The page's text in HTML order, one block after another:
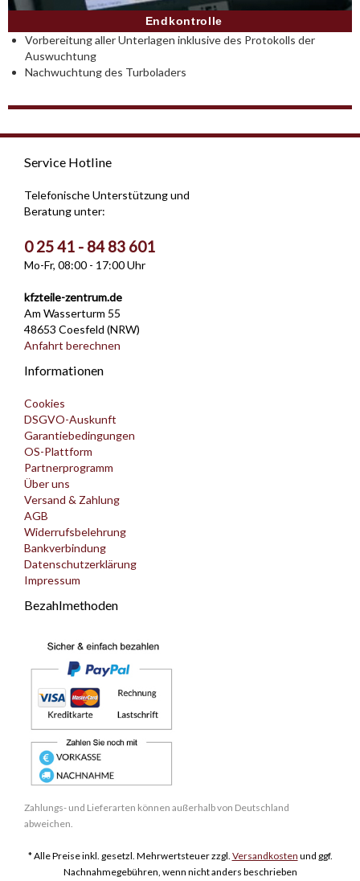
Endkontrolle
Vorbereitung aller Unterlagen inklusive des Protokolls der
Auswuchtung
Nachwuchtung des Turboladers
Service Hotline
Telefonische Unterstützung und
Beratung unter:
0 25 41 - 84 83 601
Mo-Fr, 08:00 - 17:00 Uhr
kfzteile-zentrum.de
Am Wasserturm 55
48653 Coesfeld (NRW)
Anfahrt berechnen
Informationen
Cookies
DSGVO-Auskunft
Garantiebedingungen
OS-Plattform
Partnerprogramm
Über uns
Versand & Zahlung
AGB
Widerrufsbelehrung
Bankverbindung
Datenschutzerklärung
Impressum
Bezahlmethoden
Zahlungs- und Lieferarten können außerhalb von Deutschland
abweichen.
* Alle Preise inkl. gesetzl. Mehrwertsteuer zzgl. Versandkosten und ggf.
Nachnahmegebühren, wenn nicht anders beschrieben